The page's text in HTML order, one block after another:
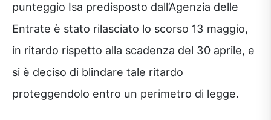
punteggio Isa predisposto dall’Agenzia delle
Entrate è stato rilasciato lo scorso 13 maggio,
in ritardo rispetto alla scadenza del 30 aprile, e
si è deciso di blindare tale ritardo
proteggendolo entro un perimetro di legge.